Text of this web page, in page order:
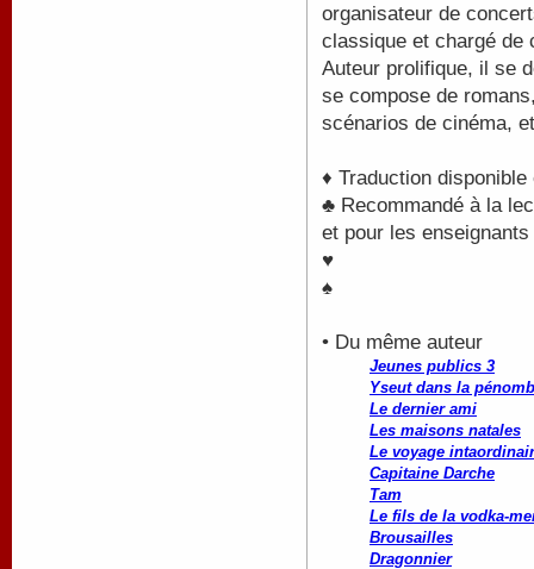
organisateur de
classique et chargé de
Auteur prolifique, il se
se compose de
scénarios de cinéma,
♦ Traduction
♣ Recommandé à la
et pour les enseignants
♥
♠
• Du même auteur
Jeunes publics 3
Yseut dans la
Le dernier ami
Les maisons natales
Le voyage
Capitaine Darche
Tam
Le fils de la vodka-
Brousailles
Dragonnier